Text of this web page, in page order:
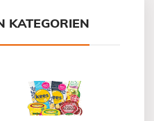
KATEGORIEN